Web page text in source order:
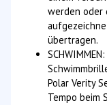
werden oder
übertragen.
Polar Verity
Tempo beim